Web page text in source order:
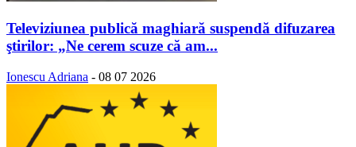
Televiziunea publică maghiară suspendă difuzarea
ştirilor: „Ne cerem scuze că am...
Ionescu Adriana - 08 07 2026